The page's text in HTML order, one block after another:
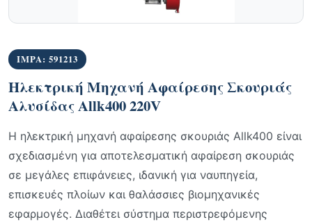
IMPA: 591213
Ηλεκτρική Μηχανή Αφαίρεσης Σκουριάς
Αλυσίδας Allk400 220V
Η ηλεκτρική μηχανή αφαίρεσης σκουριάς Allk400 είναι
σχεδιασμένη για αποτελεσματική αφαίρεση σκουριάς
σε μεγάλες επιφάνειες, ιδανική για ναυπηγεία,
επισκευές πλοίων και θαλάσσιες βιομηχανικές
εφαρμογές. Διαθέτει σύστημα περιστρεφόμενης